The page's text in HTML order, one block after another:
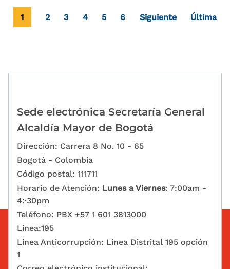
Paginación
Página actual
1 Page
2 Page
3 Page
4 Page
5 Page
6 Siguiente Última
Última
Sede electrónica Secretaría General
Alcaldía Mayor de Bogotá
Dirección: Carrera 8 No. 10 - 65
Bogotá - Colombia
Código postal: 111711
Horario de Atención: Lunes a Viernes: 7:00am -
4:·30pm
Teléfono: PBX +57 1 601 3813000
Linea:195
Línea Anticorrupción: Línea Distrital 195 opción
1